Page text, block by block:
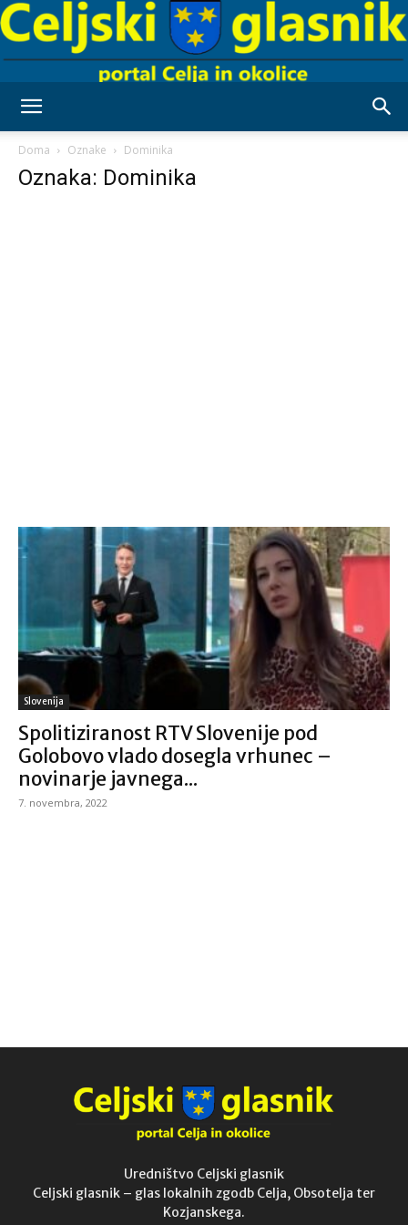
Doma Oznake Dominika
Oznaka: Dominika
Slovenija
Spolitiziranost RTV Slovenije pod
Golobovo vlado dosegla vrhunec –
novinarje javnega...
7. novembra, 2022
Uredništvo Celjski glasnik
Celjski glasnik – glas lokalnih zgodb Celja, Obsotelja ter
Kozjanskega.